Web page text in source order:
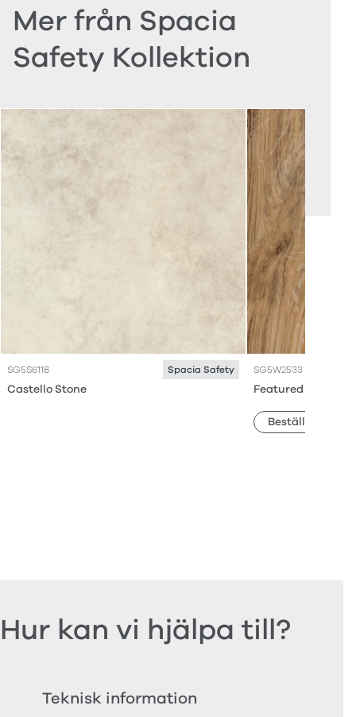
Mer från Spacia
Safety Kollektion
SG5S6118 Spacia Safety
Castello Stone
SG5W2533
Featured Oak
Beställ prov
Hur kan vi hjälpa till?
Teknisk information